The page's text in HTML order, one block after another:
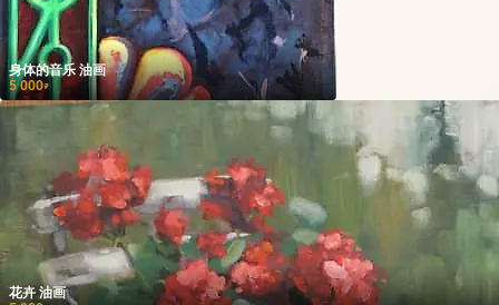
身体的音乐 油画
5 000₽
花卉 油画